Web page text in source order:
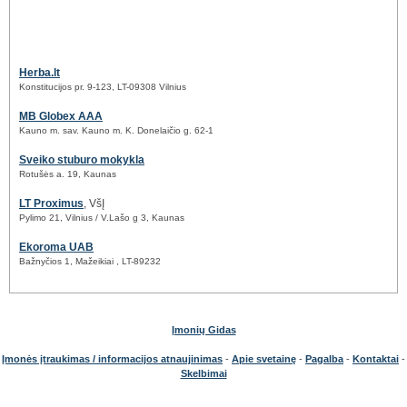
Herba.lt
Konstitucijos pr. 9-123, LT-09308 Vilnius
MB Globex AAA
Kauno m. sav. Kauno m. K. Donelaičio g. 62-1
Sveiko stuburo mokykla
Rotušės a. 19, Kaunas
LT Proximus, VšĮ
Pylimo 21, Vilnius / V.Lašo g 3, Kaunas
Ekoroma UAB
Bažnyčios 1, Mažeikiai , LT-89232
Įmonių Gidas
Įmonės įtraukimas / informacijos atnaujinimas - Apie svetainę - Pagalba - Kontaktai -
Skelbimai